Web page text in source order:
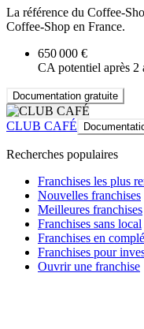
La référence du Coffee-
Coffee-Shop en France.
650 000 €
CA potentiel après 2
Documentation gratuite
CLUB CAFÉ
Recherches populaires
Franchises les plus
Nouvelles franchises
Meilleures franchises
Franchises sans local
Franchises en
Franchises pour
Ouvrir une franchise